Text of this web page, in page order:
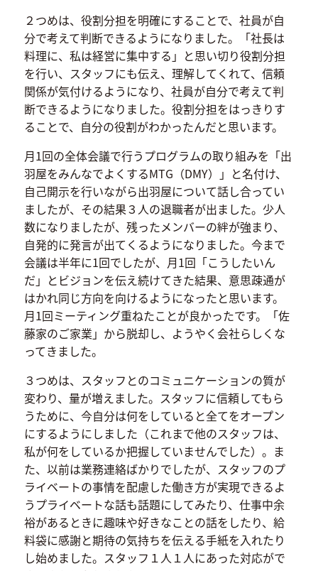
２つめは、役割分担を明確にすることで、社員が自
分で考えて判断できるようになりました。「社長は
料理に、私は経営に集中する」と思い切り役割分担
を行い、スタッフにも伝え、理解してくれて、信頼
関係が気付けるようになり、社員が自分で考えて判
断できるようになりました。役割分担をはっきりす
ることで、自分の役割がわかったんだと思います。
月1回の全体会議で行うプログラムの取り組みを「出
羽屋をみんなでよくするMTG（DMY）」と名付け、
自己開示を行いながら出羽屋について話し合ってい
ましたが、その結果３人の退職者が出ました。少人
数になりましたが、残ったメンバーの絆が強まり、
自発的に発言が出てくるようになりました。今まで
会議は半年に1回でしたが、月1回「こうしたいん
だ」とビジョンを伝え続けてきた結果、意思疎通が
はかれ同じ方向を向けるようになったと思います。
月1回ミーティング重ねたことが良かったです。「佐
藤家のご家業」から脱却し、ようやく会社らしくな
ってきました。
３つめは、スタッフとのコミュニケーションの質が
変わり、量が増えました。スタッフに信頼してもら
うために、今自分は何をしていると全てをオープン
にするようにしました（これまで他のスタッフは、
私が何をしているか把握していませんでした）。ま
た、以前は業務連絡ばかりでしたが、スタッフのプ
ライベートの事情を配慮した働き方が実現できるよ
うプライベートな話も話題にしてみたり、仕事中余
裕があるときに趣味や好きなことの話をしたり、給
料袋に感謝と期待の気持ちを伝える手紙を入れたり
し始めました。スタッフ１人１人にあった対応がで